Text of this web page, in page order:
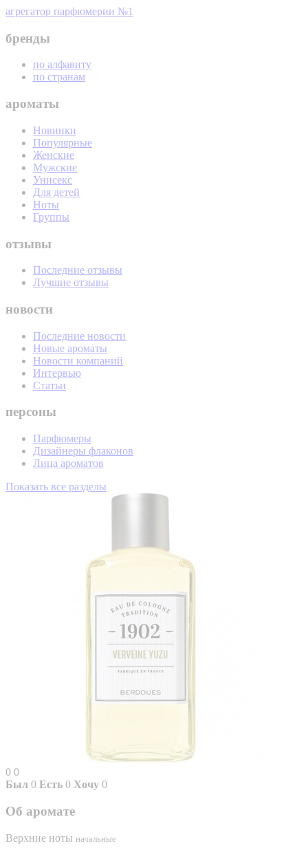
агрегатор парфюмерии №1
бренды
по алфавиту
по странам
ароматы
Новинки
Популярные
Женские
Мужские
Унисекс
Для детей
Ноты
Группы
отзывы
Последние отзывы
Лучшие отзывы
новости
Последние новости
Новые ароматы
Новости компаний
Интервью
Статьи
персоны
Парфюмеры
Дизайнеры флаконов
Лица ароматов
Показать все разделы
0 0
Был 0 Есть 0 Хочу 0
Об аромате
Верхние ноты начальные